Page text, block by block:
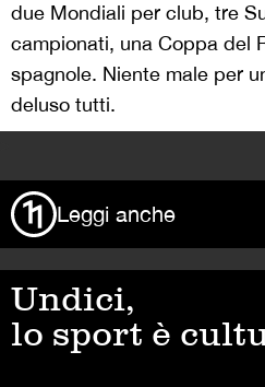
due Mondiali per club, tre
campionati, una Coppa del
spagnole. Niente male per
deluso tutti.
Leggi anche
Undici,
lo sport è